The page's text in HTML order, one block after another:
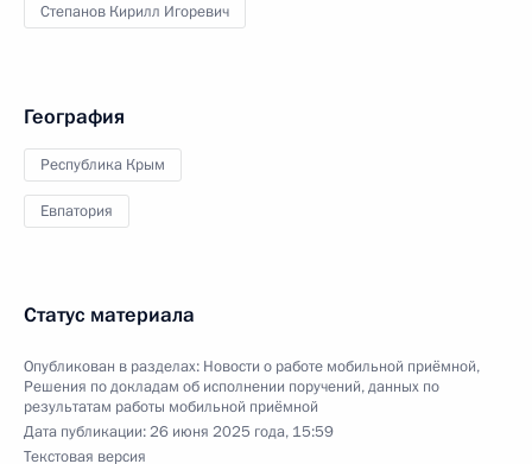
Степанов Кирилл Игоревич
География
Республика Крым
Евпатория
Статус материала
Опубликован в разделах: Новости о работе мобильной приёмной,
Решения по докладам об исполнении поручений, данных по
результатам работы мобильной приёмной
Дата публикации:26 июня 2025 года, 15:59
Текстовая версия